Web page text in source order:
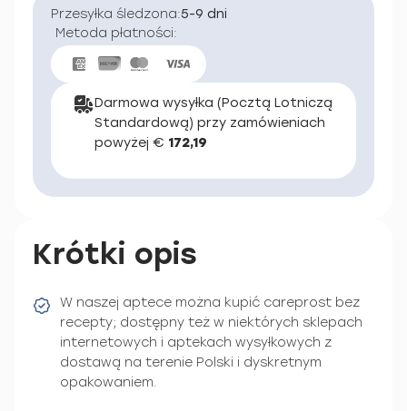
Przesyłka śledzona:5-9 dni
Metoda płatności:
Darmowa wysyłka (Pocztą Lotniczą
Standardową) przy zamówieniach
powyżej € 172,19
Krótki opis
W naszej aptece można kupić careprost bez
recepty; dostępny też w niektórych sklepach
internetowych i aptekach wysyłkowych z
dostawą na terenie Polski i dyskretnym
opakowaniem.